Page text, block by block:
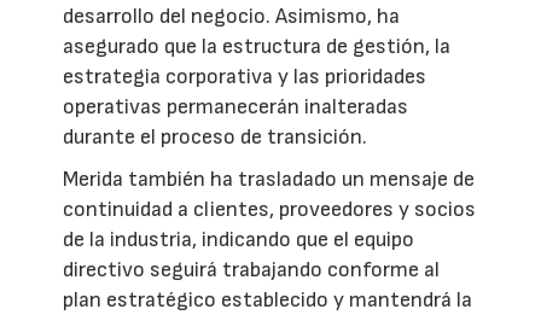
desarrollo del negocio. Asimismo, ha
asegurado que la estructura de gestión, la
estrategia corporativa y las prioridades
operativas permanecerán inalteradas
durante el proceso de transición.
Merida también ha trasladado un mensaje de
continuidad a clientes, proveedores y socios
de la industria, indicando que el equipo
directivo seguirá trabajando conforme al
plan estratégico establecido y mantendrá la